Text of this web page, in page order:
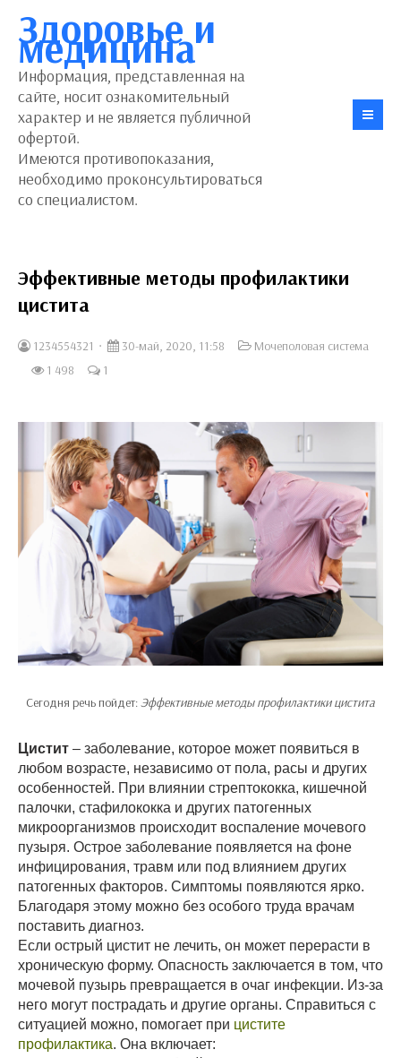
Здоровье и
медицина
Информация, представленная на
сайте, носит ознакомительный
характер и не является публичной
офертой.
Имеются противопоказания,
необходимо проконсультироваться
со специалистом.
Эффективные методы профилактики
цистита
1234554321 30-май, 2020, 11:58
Мочеполовая система
1 498
1
Сегодня речь пойдет:Эффективные методы профилактики цистита
Цистит – заболевание, которое может появиться в
любом возрасте, независимо от пола, расы и других
особенностей. При влиянии стрептококка, кишечной
палочки, стафилококка и других патогенных
микроорганизмов происходит воспаление мочевого
пузыря. Острое заболевание появляется на фоне
инфицирования, травм или под влиянием других
патогенных факторов. Симптомы появляются ярко.
Благодаря этому можно без особого труда врачам
поставить диагноз.
Если острый цистит не лечить, он может перерасти в
хроническую форму. Опасность заключается в том, что
мочевой пузырь превращается в очаг инфекции. Из-за
него могут пострадать и другие органы. Справиться с
ситуацией можно, помогает при цистите
профилактика. Она включает: